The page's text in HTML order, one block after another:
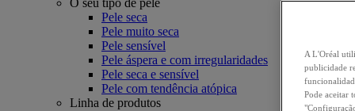
O seu tipo de pele
Pele seca
Pele muito seca
Pele sensível
Pele áspera e com irregularidades
Pele seca e sensível
Pele com tendência atópica
Linha de produtos
A L'Oréal
publicidade
Pode aceitar